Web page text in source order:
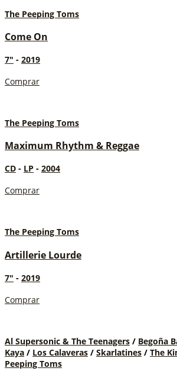
The Peeping Toms
Come On
7" - 2019
Comprar
The Peeping Toms
Maximum Rhythm & Reggae
CD - LP - 2004
Comprar
The Peeping Toms
Artillerie Lourde
7" - 2019
Comprar
Al Supersonic & The Teenagers / Begoña
Kaya / Los Calaveras / Skarlatines / The
Peeping Toms